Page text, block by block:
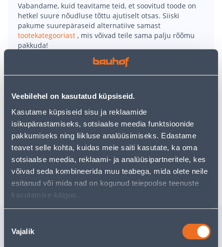
Veebilehel on kasutatud küpsiseid.
Kasutame küpsiseid sisu ja reklaamide
isikupärastamiseks, sotsiaalse meedia funktsioonide
pakkumiseks ning liikluse analüüsimiseks. Edastame
teavet selle kohta, kuidas meie saiti kasutate, ka oma
sotsiaalse meedia, reklaami- ja analüüsipartneritele, kes
võivad seda kombineerida muu teabega, mida olete neile
esitanud või mida nad on kogunud teiepoolse teenuste
kasutamise käigus.
valik
Vajalik
Vabandame, kuid teavitame teid, et soovitud toode on
hetkel suure nõudluse tõttu ajutiselt otsas. Siiski
pakume suurepäraseid alternatiive samast
tootekategooriast , mis võivad teile sama palju rõõmu
pakkuda!
Teie ostlemisrõõm ei pea aga siin lõppema - oma
uurimistööd saate jätkata, naastes
kasutades meie võimsat otsingufunktsiooni, et leida
• Ümbrispott läbimõõduga 29 cm, kõrgus 26 cm.
• Punast värvi.
• 14-päevane tagastusõigus.
Tarne pole võimalik